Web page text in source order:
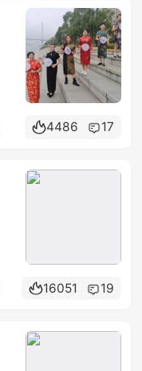
4486 17
16051 19